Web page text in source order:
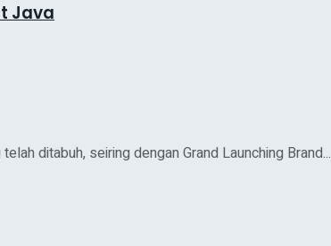
Java
ditabuh, seiring dengan Grand Launching Brand...